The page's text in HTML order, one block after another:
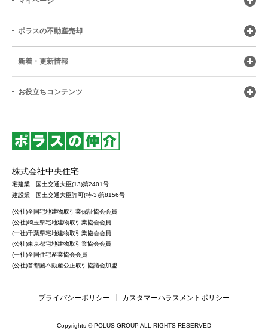
ポラスの不動産売却
新着・更新情報
お役立ちコンテンツ
株式会社中央住宅
宅建業 国土交通大臣(13)第2401号
建設業 国土交通大臣許可(特-3)第8156号
(公社)全国宅地建物取引業保証協会会員
(公社)埼玉県宅地建物取引業協会会員
(一社)千葉県宅地建物取引業協会会員
(公社)東京都宅地建物取引業協会会員
(一社)全国住宅産業協会会員
(公社)首都圏不動産公正取引協議会加盟
プライバシーポリシー カスタマーハラスメントポリシー
Copyrights © POLUS GROUP ALL RIGHTS RESERVED